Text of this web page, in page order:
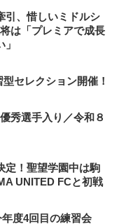
引、惜しいミドルシ
は「プレミアで成長
セレクション開催！
秀選手入り／令和８
定！聖望学園中は駒
UNITED FCと初戦
度4回目の練習会